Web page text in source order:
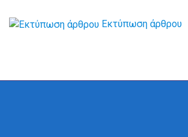
Εκτύπωση άρθρου